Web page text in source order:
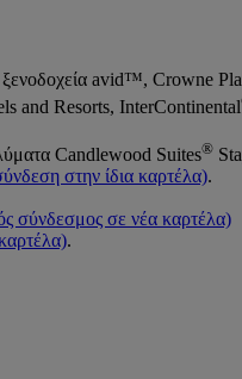
avid™, Crowne
and Resorts, InterContinental
Candlewood Suites®
στην ίδια καρτέλα).
σύνδεσμος σε νέα καρτέλα)
.